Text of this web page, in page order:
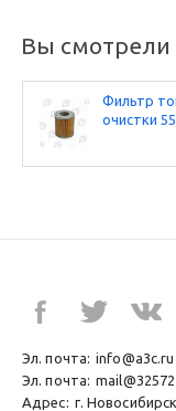
Вы смотрели
Фильтр
очистки
Эл. почта: info@a3c.ru
Эл. почта:
Адрес: г.